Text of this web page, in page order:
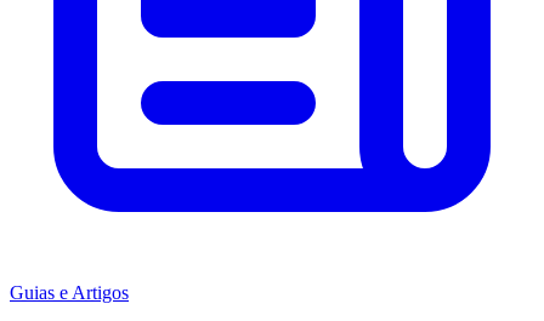
Guias e Artigos